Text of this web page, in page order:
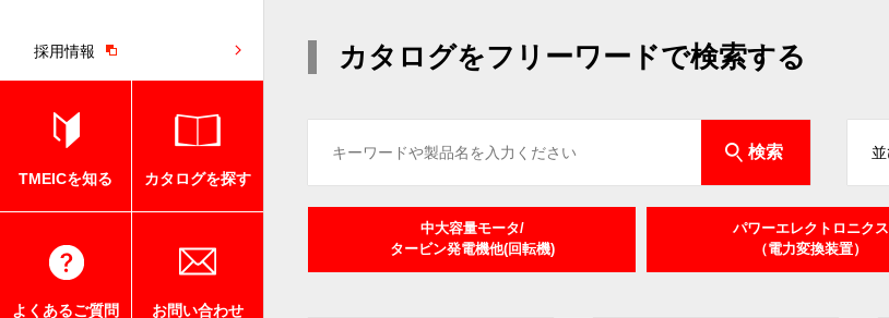
採用情報
TMEICを知る カタログを探す
よくあるご質問 お問い合わせ
カタログをフリーワードで検索する
中大容量モータ/
タービン発電機他(回転機)
パワーエレクトロニクス
（電力変換装置）